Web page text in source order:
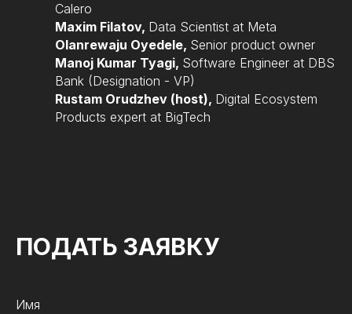
Calero
Maxim Filatov, Data Scientist at Meta
Olanrewaju Oyedele, Senior product owner
Manoj Kumar Tyagi, Software Engineer at DBS
Bank (Designation - VP)
Rustam Orudzhev (host), Digital Ecosystem
Products expert at BigTech
ПОДАТЬ ЗАЯВКУ
Имя